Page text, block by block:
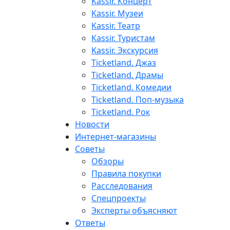
Kassir. Музеи
Kassir. Театр
Kassir. Туристам
Kassir. Экскурсия
Ticketland. Джаз
Ticketland. Драмы
Ticketland. Комедии
Ticketland. Поп-музыка
Ticketland. Рок
Новости
Интернет-магазины
Советы
Обзоры
Правила покупки
Расследования
Спецпроекты
Эксперты объясняют
Ответы